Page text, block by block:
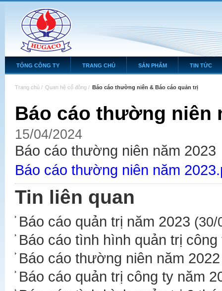
TỔNG CÔNG TY TRANG CHỦ SẢN PHẨM TIN TỨC
Trang chủ / Quan hệ cổ đông / Báo cáo thường niên & Báo cáo quản trị
Báo cáo thường niên
15/04/2024
Báo cáo thường niên năm 2023
Báo cáo thường niên năm
Tin liên quan
Báo cáo quản trị năm 2023 (30/
Báo cáo tình hình quản trị
Báo cáo thường niên năm 2022
Báo cáo quản trị công ty năm